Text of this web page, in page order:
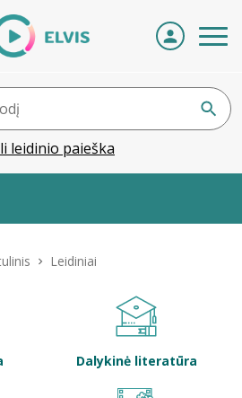
leidinio paieška
Leidiniai
Dalykinė literatūra